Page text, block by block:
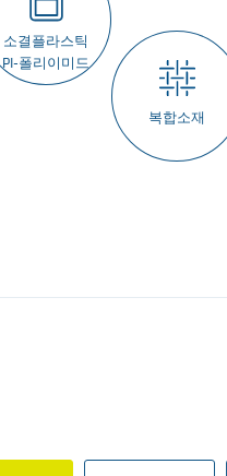
소결플라스틱
PI-폴리이미드
복합소재